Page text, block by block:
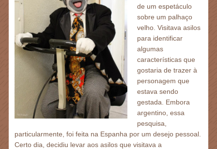
de um espetáculo
sobre um palhaço
velho. Visitava asilos
para identificar
algumas
características que
gostaria de trazer à
personagem que
estava sendo
gestada. Embora
argentino, essa
pesquisa,
particularmente, foi feita na Espanha por um desejo pessoal.
Certo dia, decidiu levar aos asilos que visitava a